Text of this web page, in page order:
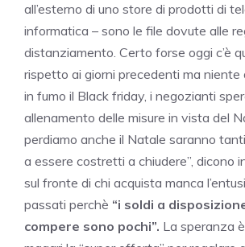
all’esterno di uno store di prodotti di
informatica – sono le file dovute alle
distanziamento. Certo forse oggi c’è
rispetto ai giorni precedenti ma niente
in fumo il Black friday, i negozianti
allenamento delle misure in vista del
perdiamo anche il Natale saranno
a essere costretti a chiudere”, dicono
sul fronte di chi acquista manca
passati perchè “i soldi a
compere sono pochi”. La speranza